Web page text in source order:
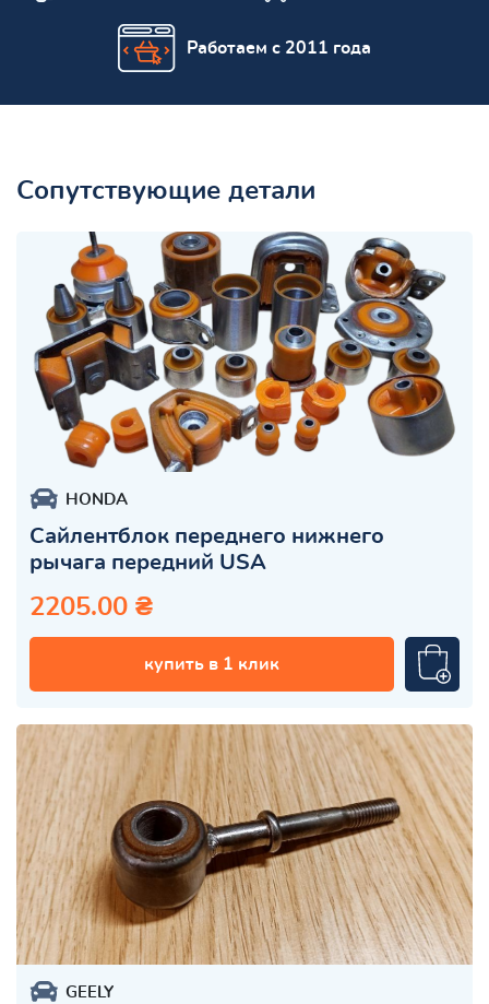
Работаем с 2011 года
Сопутствующие детали
HONDA
Сайлентблок переднего нижнего
рычага передний USA
2205.00 ₴
купить в 1 клик
GEELY